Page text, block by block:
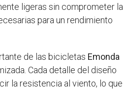
ligeras sin comprometer la
para un rendimiento
de las bicicletas Emonda
Cada detalle del diseño
la resistencia al viento, lo que